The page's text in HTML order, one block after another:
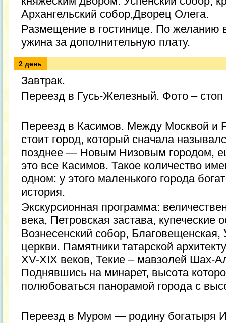
Архангельский собор,Дворец Олега.
Размещение в гостинице. По желанию
ужина за дополнительную плату.
2 день
Завтрак.
Переезд в Гусь-Железный. Фото – стоп
Переезд в Касимов. Между Москвой и
стоит город, который сначала
позднее — Новым Низовым городом,
это все Касимов. Такое количество
одном: у этого маленького города
история.
Экскурсионная программа:
века, Петровская застава, купеческие
Вознесенский собор, Благовещенская,
церкви. Памятники татарской
XV-XIX веков, Текие – мавзолей Шах-
Поднявшись на минарет, высота
полюбоваться панорамой города с
Переезд в Муром — родину богатыря